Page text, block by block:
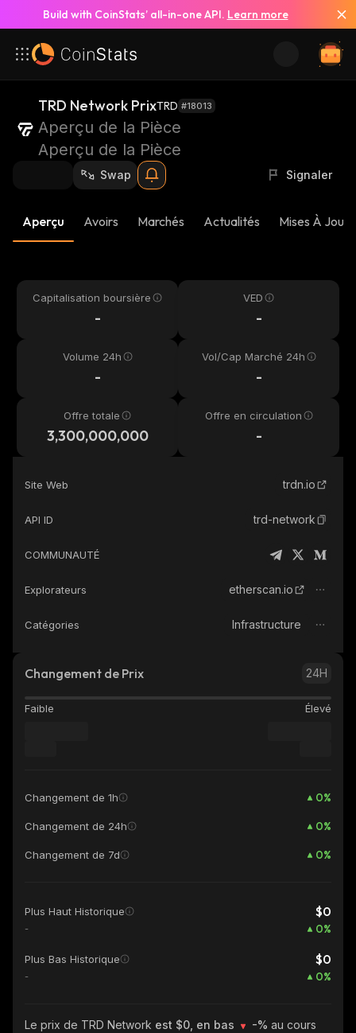
Build with CoinStats’ all-in-one API. Learn more
TRD Network PrixTRD #18013
Aperçu de la Pièce
Aperçu de la Pièce
Swap Signaler
Aperçu Avoirs Marchés Actualités Mises À Jour
Capitalisation boursière
-
VED
-
Volume 24h
-
Vol/Cap Marché 24h
-
Offre totale
3,300,000,000
Offre en circulation
-
Site Web trdn.io
API ID trd-network
COMMUNAUTÉ
Explorateurs etherscan.io
Catégories Infrastructure
Changement de Prix 24H
Faible Élevé
Changement de 1h 0%
Changement de 24h 0%
Changement de 7d 0%
Plus Haut Historique $0
- 0%
Plus Bas Historique $0
- 0%
Le prix de TRD Network est $0, en bas -% au cours